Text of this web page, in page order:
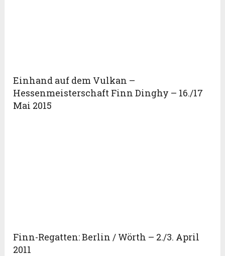
Einhand auf dem Vulkan –
Hessenmeisterschaft Finn Dinghy – 16./17
Mai 2015
Finn-Regatten: Berlin / Wörth – 2./3. April
2011